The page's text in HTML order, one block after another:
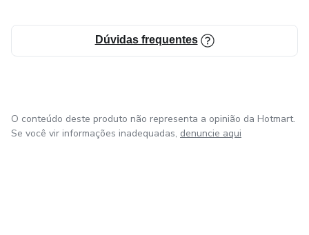
Dúvidas frequentes
O conteúdo deste produto não representa a opinião da Hotmart.
Se você vir informações inadequadas, denuncie aqui